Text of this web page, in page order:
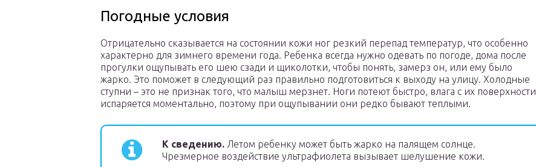
Погодные условия
Отрицательно сказывается на состоянии кожи ног резкий перепад температур, что особенно
характерно для зимнего времени года. Ребенка всегда нужно одевать по погоде, дома после
прогулки ощупывать его шею сзади и щиколотки, чтобы понять, замерз он, или ему было
жарко. Это поможет в следующий раз правильно подготовиться к выходу на улицу. Холодные
ступни – это не признак того, что малыш мерзнет. Ноги потеют быстро, влага с их поверхности
испаряется моментально, поэтому при ощупывании они редко бывают теплыми.
К сведению. Летом ребенку может быть жарко на палящем солнце.
Чрезмерное воздействие ультрафиолета вызывает шелушение кожи.